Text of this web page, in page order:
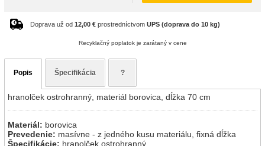
Doprava už od 12,00 € prostredníctvom UPS (doprava do 10 kg)
Recyklačný poplatok je zarátaný v cene
Popis Špecifikácia ?
hranolček ostrohranný, materiál borovica, dĺžka 70 cm
Materiál: borovica
Prevedenie: masívne - z jedného kusu materiálu, fixná dĺžka
Špecifikácie: hranolček ostrohranný